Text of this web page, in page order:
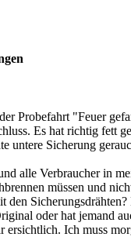
Probefahrt "Feuer
Es hat richtig fett
untere Sicherung
alle Verbraucher in
müssen und
oder hat jemand
Ich muss